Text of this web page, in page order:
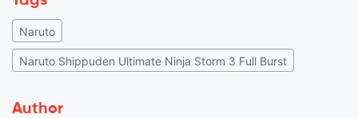
Naruto
Naruto Shippuden Ultimate Ninja Storm 3 Full Burst
Author